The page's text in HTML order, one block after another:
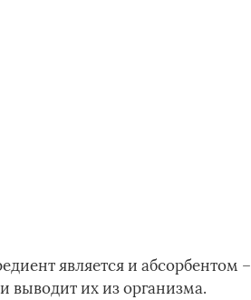
является и абсорбентом –
выводит их из организма.